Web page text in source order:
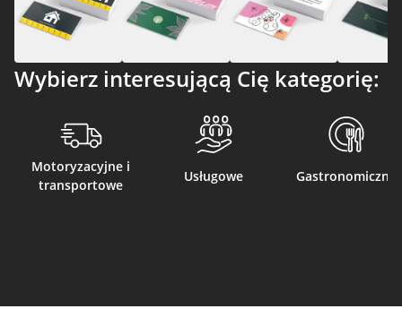
Wybierz interesującą Cię kategorię:
Motoryzacyjne i
transportowe
Usługowe Gastronomiczne